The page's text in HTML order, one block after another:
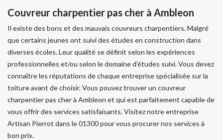
Couvreur charpentier pas cher à Ambleon
Il existe des bons et des mauvais couvreurs charpentiers. Malgré
que certains jeunes ont suivi des études en construction dans
diverses écoles. Leur qualité se définit selon les expériences
professionnelles et/ou selon le domaine d’études suivi. Vous devez
connaître les réputations de chaque entreprise spécialisée sur la
toiture avant de choisir. Vous pouvez trouver un couvreur
charpentier pas cher à Ambleon et qui est parfaitement capable de
vous offrir des services satisfaisants. Visitez notre entreprise
Artisan Pierrot dans le 01300 pour vous procurer nos services à
bon prix.